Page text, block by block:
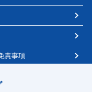
責事項